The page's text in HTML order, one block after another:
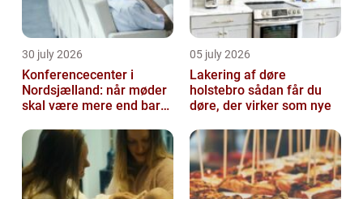
30 july 2026
Konferencecenter i
Nordsjælland: når møder
skal være mere end bare
05 july 2026
Lakering af døre
holstebro sådan får du
døre, der virker som nye